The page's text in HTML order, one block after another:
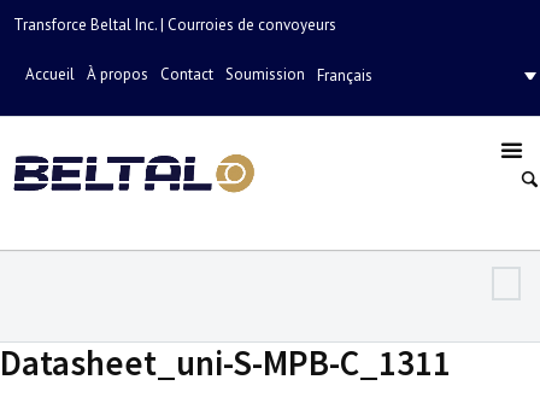
Transforce Beltal Inc. | Courroies de convoyeurs
Accueil À propos Contact Soumission Français
Datasheet_uni-S-MPB-C_1311